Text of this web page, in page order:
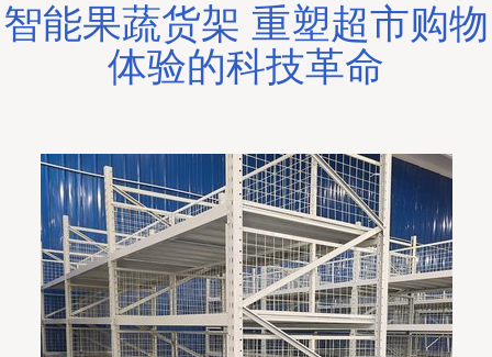
智能果蔬货架 重塑超市购物
体验的科技革命